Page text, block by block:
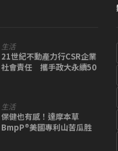
生活
21世紀不動產力行CSR企業
社會責任 攜手政大永續50
生活
保健也有感！達摩本草
BmpP®美國專利山苦瓜胜